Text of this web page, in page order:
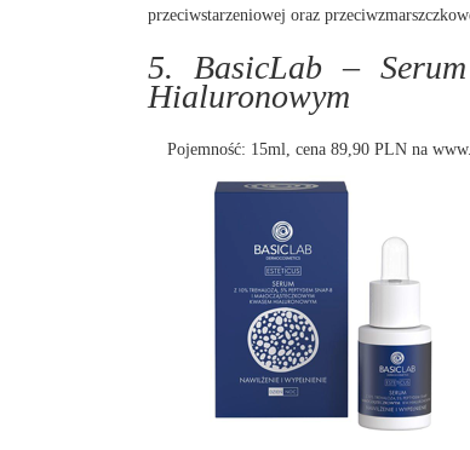
przeciwstarzeniowej oraz
5. BasicLab –
Hialuronowym
Pojemność: 15ml, cena 89,90 PLN na